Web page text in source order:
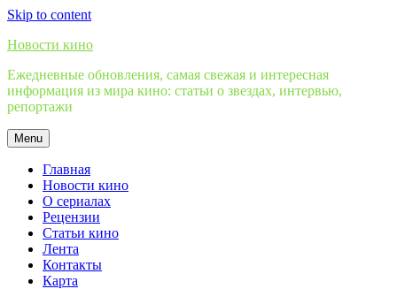
Skip to content
Новости кино
Ежедневные обновления, самая свежая и интересная
информация из мира кино: статьи о звездах, интервью,
репортажи
Menu
Главная
Новости кино
О сериалах
Рецензии
Статьи кино
Лента
Контакты
Карта